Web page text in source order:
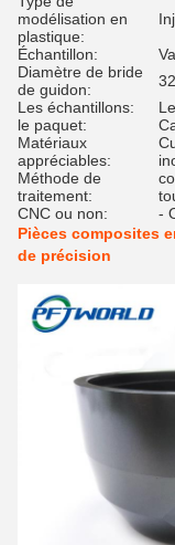
modélisation en
plastique:
Échantillon:
Diamètre de bride
de guidon:
Les échantillons:
le paquet:
Matériaux
appréciables:
Méthode de
traitement:
CNC ou non:
-
Pièces composites
de précision